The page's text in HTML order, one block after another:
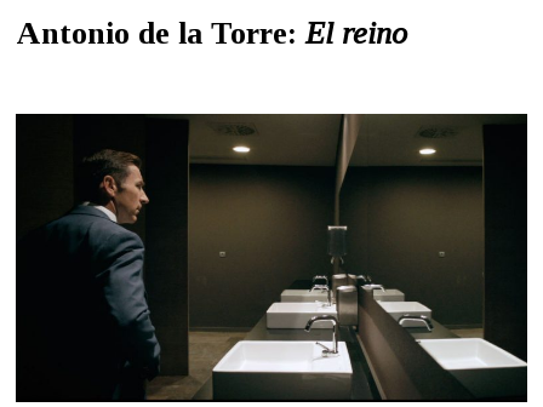
Antonio de la Torre:El reino